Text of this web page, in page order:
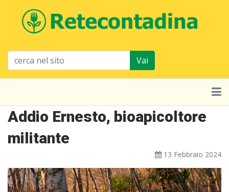
Vai
Addio Ernesto, bioapicoltore
militante
13 Febbraio 2024